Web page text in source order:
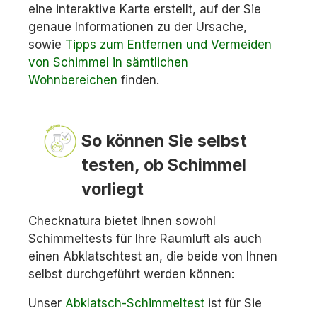
eine interaktive Karte erstellt, auf der Sie
genaue Informationen zu der Ursache,
sowie Tipps zum Entfernen und Vermeiden
von Schimmel in sämtlichen
Wohnbereichen finden.
So können Sie selbst
testen, ob Schimmel
vorliegt
Checknatura bietet Ihnen sowohl
Schimmeltests für Ihre Raumluft als auch
einen Abklatschtest an, die beide von Ihnen
selbst durchgeführt werden können:
Unser Abklatsch-Schimmeltest ist für Sie